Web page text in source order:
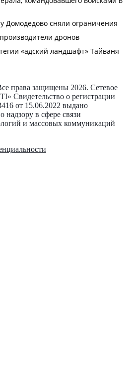
защищены 2026. Сетевое
Свидетельство о регистрации
от 15.06.2022 выдано
в сфере связи
и массовых коммуникаций